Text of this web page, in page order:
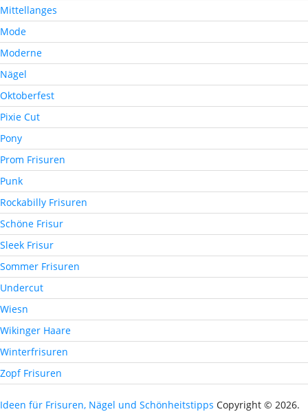
Mittellanges
Mode
Moderne
Nägel
Oktoberfest
Pixie Cut
Pony
Prom Frisuren
Punk
Rockabilly Frisuren
Schöne Frisur
Sleek Frisur
Sommer Frisuren
Undercut
Wiesn
Wikinger Haare
Winterfrisuren
Zopf Frisuren
Ideen für Frisuren, Nägel und Schönheitstipps Copyright © 2026.